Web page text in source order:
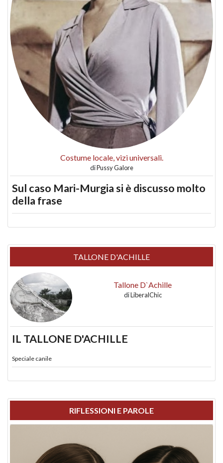
Costume locale, vizi universali.
diPussy Galore
Sul caso Mari-Murgia si è discusso molto
della frase
TALLONE D'ACHILLE
Tallone D`Achille
diLiberalChic
IL TALLONE D'ACHILLE
Speciale canile
RIFLESSIONI E PAROLE